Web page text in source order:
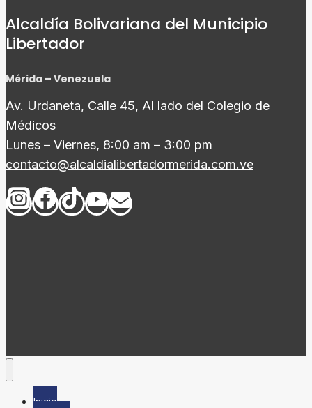
Alcaldía Bolivariana del Municipio
Libertador
Mérida – Venezuela
Av. Urdaneta, Calle 45, Al lado del Colegio de
Médicos
Lunes – Viernes, 8:00 am – 3:00 pm
contacto@alcaldialibertadormerida.com.ve
Inicio